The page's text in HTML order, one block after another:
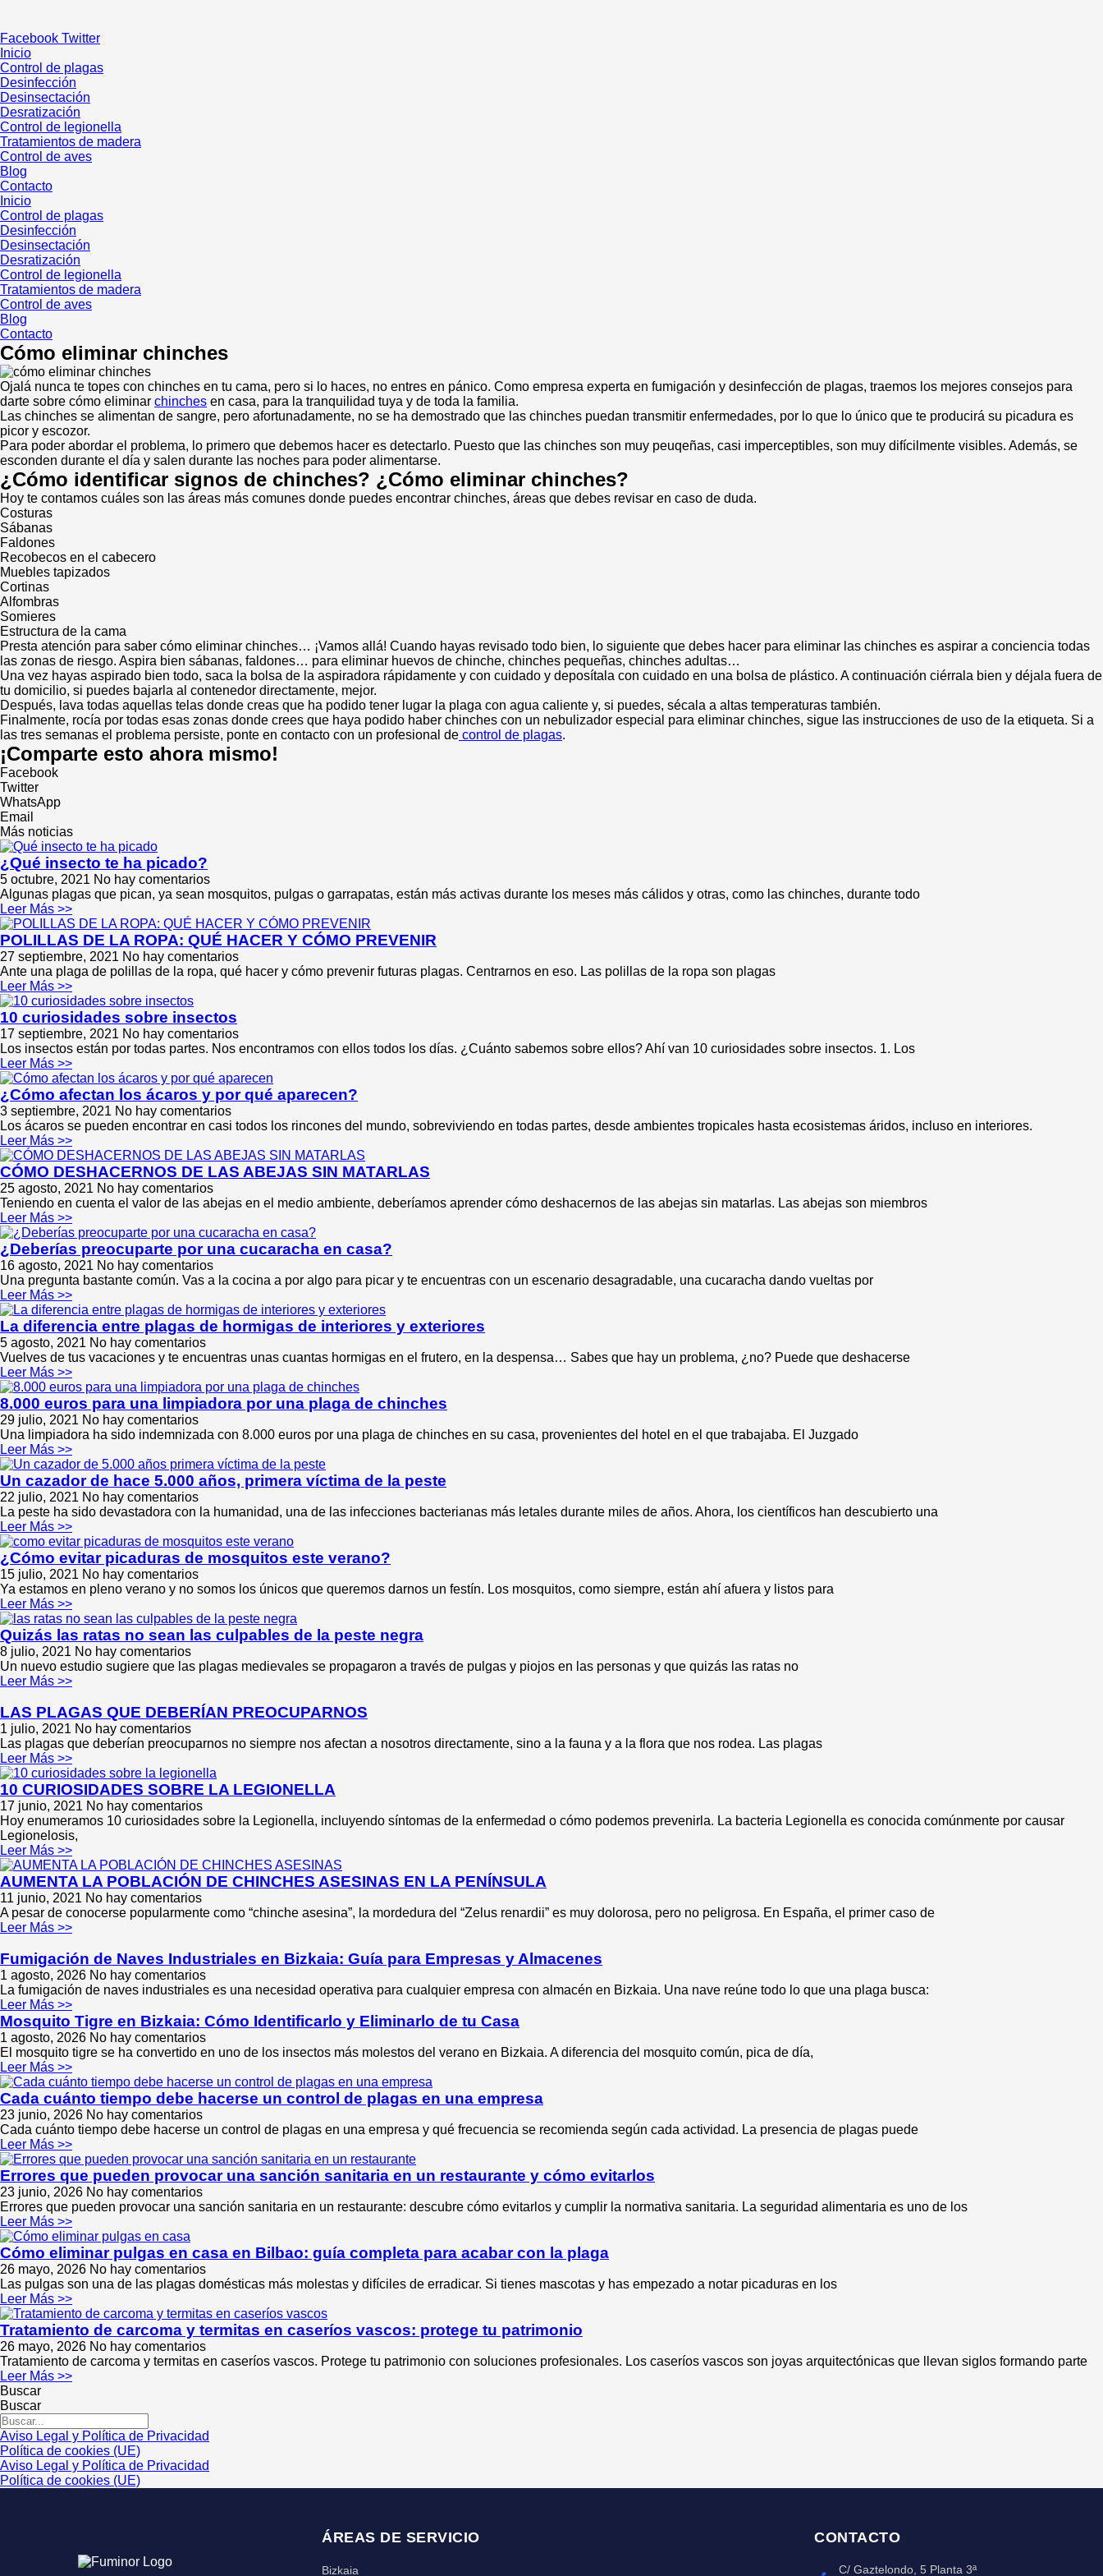
al
contenido
Facebook Twitter
Inicio
Control de plagas
Desinfección
Desinsectación
Desratización
Control de legionella
Tratamientos de madera
Control de aves
Blog
Contacto
Inicio
Control de plagas
Desinfección
Desinsectación
Desratización
Control de legionella
Tratamientos de madera
Control de aves
Blog
Contacto
Cómo eliminar chinches
Ojalá nunca te topes con chinches en tu cama, pero si lo haces, no entres en pánico. Como empresa experta en fumigación y desinfección de plagas, traemos los mejores consejos para
darte sobre cómo eliminar chinches en casa, para la tranquilidad tuya y de toda la familia.
Las chinches se alimentan de sangre, pero afortunadamente, no se ha demostrado que las chinches puedan transmitir enfermedades, por lo que lo único que te producirá su picadura es
picor y escozor.
Para poder abordar el problema, lo primero que debemos hacer es detectarlo. Puesto que las chinches son muy peuqeñas, casi imperceptibles, son muy difícilmente visibles. Además, se
esconden durante el día y salen durante las noches para poder alimentarse.
¿Cómo identificar signos de chinches? ¿Cómo eliminar chinches?
Hoy te contamos cuáles son las áreas más comunes donde puedes encontrar chinches, áreas que debes revisar en caso de duda.
Costuras
Sábanas
Faldones
Recobecos en el cabecero
Muebles tapizados
Cortinas
Alfombras
Somieres
Estructura de la cama
Presta atención para saber cómo eliminar chinches… ¡Vamos allá! Cuando hayas revisado todo bien, lo siguiente que debes hacer para eliminar las chinches es aspirar a conciencia todas
las zonas de riesgo. Aspira bien sábanas, faldones… para eliminar huevos de chinche, chinches pequeñas, chinches adultas…
Una vez hayas aspirado bien todo, saca la bolsa de la aspiradora rápidamente y con cuidado y deposítala con cuidado en una bolsa de plástico. A continuación ciérrala bien y déjala fuera de
tu domicilio, si puedes bajarla al contenedor directamente, mejor.
Después, lava todas aquellas telas donde creas que ha podido tener lugar la plaga con agua caliente y, si puedes, sécala a altas temperaturas también.
Finalmente, rocía por todas esas zonas donde crees que haya podido haber chinches con un nebulizador especial para eliminar chinches, sigue las instrucciones de uso de la etiqueta. Si a
las tres semanas el problema persiste, ponte en contacto con un profesional de control de plagas.
¡Comparte esto ahora mismo!
Facebook
Twitter
WhatsApp
Email
Más noticias
¿Qué insecto te ha picado?
5 octubre, 2021 No hay comentarios
Algunas plagas que pican, ya sean mosquitos, pulgas o garrapatas, están más activas durante los meses más cálidos y otras, como las chinches, durante todo
Leer Más >>
POLILLAS DE LA ROPA: QUÉ HACER Y CÓMO PREVENIR
27 septiembre, 2021 No hay comentarios
Ante una plaga de polillas de la ropa, qué hacer y cómo prevenir futuras plagas. Centrarnos en eso. Las polillas de la ropa son plagas
Leer Más >>
10 curiosidades sobre insectos
17 septiembre, 2021 No hay comentarios
Los insectos están por todas partes. Nos encontramos con ellos todos los días. ¿Cuánto sabemos sobre ellos? Ahí van 10 curiosidades sobre insectos. 1. Los
Leer Más >>
¿Cómo afectan los ácaros y por qué aparecen?
3 septiembre, 2021 No hay comentarios
Los ácaros se pueden encontrar en casi todos los rincones del mundo, sobreviviendo en todas partes, desde ambientes tropicales hasta ecosistemas áridos, incluso en interiores.
Leer Más >>
CÓMO DESHACERNOS DE LAS ABEJAS SIN MATARLAS
25 agosto, 2021 No hay comentarios
Teniendo en cuenta el valor de las abejas en el medio ambiente, deberíamos aprender cómo deshacernos de las abejas sin matarlas. Las abejas son miembros
Leer Más >>
¿Deberías preocuparte por una cucaracha en casa?
16 agosto, 2021 No hay comentarios
Una pregunta bastante común. Vas a la cocina a por algo para picar y te encuentras con un escenario desagradable, una cucaracha dando vueltas por
Leer Más >>
La diferencia entre plagas de hormigas de interiores y exteriores
5 agosto, 2021 No hay comentarios
Vuelves de tus vacaciones y te encuentras unas cuantas hormigas en el frutero, en la despensa… Sabes que hay un problema, ¿no? Puede que deshacerse
Leer Más >>
8.000 euros para una limpiadora por una plaga de chinches
29 julio, 2021 No hay comentarios
Una limpiadora ha sido indemnizada con 8.000 euros por una plaga de chinches en su casa, provenientes del hotel en el que trabajaba. El Juzgado
Leer Más >>
Un cazador de hace 5.000 años, primera víctima de la peste
22 julio, 2021 No hay comentarios
La peste ha sido devastadora con la humanidad, una de las infecciones bacterianas más letales durante miles de años. Ahora, los científicos han descubierto una
Leer Más >>
¿Cómo evitar picaduras de mosquitos este verano?
15 julio, 2021 No hay comentarios
Ya estamos en pleno verano y no somos los únicos que queremos darnos un festín. Los mosquitos, como siempre, están ahí afuera y listos para
Leer Más >>
Quizás las ratas no sean las culpables de la peste negra
8 julio, 2021 No hay comentarios
Un nuevo estudio sugiere que las plagas medievales se propagaron a través de pulgas y piojos en las personas y que quizás las ratas no
Leer Más >>
LAS PLAGAS QUE DEBERÍAN PREOCUPARNOS
1 julio, 2021 No hay comentarios
Las plagas que deberían preocuparnos no siempre nos afectan a nosotros directamente, sino a la fauna y a la flora que nos rodea. Las plagas
Leer Más >>
10 CURIOSIDADES SOBRE LA LEGIONELLA
17 junio, 2021 No hay comentarios
Hoy enumeramos 10 curiosidades sobre la Legionella, incluyendo síntomas de la enfermedad o cómo podemos prevenirla. La bacteria Legionella es conocida comúnmente por causar
Legionelosis,
Leer Más >>
AUMENTA LA POBLACIÓN DE CHINCHES ASESINAS EN LA PENÍNSULA
11 junio, 2021 No hay comentarios
A pesar de conocerse popularmente como “chinche asesina”, la mordedura del “Zelus renardii” es muy dolorosa, pero no peligrosa. En España, el primer caso de
Leer Más >>
Fumigación de Naves Industriales en Bizkaia: Guía para Empresas y Almacenes
1 agosto, 2026 No hay comentarios
La fumigación de naves industriales es una necesidad operativa para cualquier empresa con almacén en Bizkaia. Una nave reúne todo lo que una plaga busca:
Leer Más >>
Mosquito Tigre en Bizkaia: Cómo Identificarlo y Eliminarlo de tu Casa
1 agosto, 2026 No hay comentarios
El mosquito tigre se ha convertido en uno de los insectos más molestos del verano en Bizkaia. A diferencia del mosquito común, pica de día,
Leer Más >>
Cada cuánto tiempo debe hacerse un control de plagas en una empresa
23 junio, 2026 No hay comentarios
Cada cuánto tiempo debe hacerse un control de plagas en una empresa y qué frecuencia se recomienda según cada actividad. La presencia de plagas puede
Leer Más >>
Errores que pueden provocar una sanción sanitaria en un restaurante y cómo evitarlos
23 junio, 2026 No hay comentarios
Errores que pueden provocar una sanción sanitaria en un restaurante: descubre cómo evitarlos y cumplir la normativa sanitaria. La seguridad alimentaria es uno de los
Leer Más >>
Cómo eliminar pulgas en casa en Bilbao: guía completa para acabar con la plaga
26 mayo, 2026 No hay comentarios
Las pulgas son una de las plagas domésticas más molestas y difíciles de erradicar. Si tienes mascotas y has empezado a notar picaduras en los
Leer Más >>
Tratamiento de carcoma y termitas en caseríos vascos: protege tu patrimonio
26 mayo, 2026 No hay comentarios
Tratamiento de carcoma y termitas en caseríos vascos. Protege tu patrimonio con soluciones profesionales. Los caseríos vascos son joyas arquitectónicas que llevan siglos formando parte
Leer Más >>
Buscar
Buscar
Aviso Legal y Política de Privacidad
Política de cookies (UE)
Aviso Legal y Política de Privacidad
Política de cookies (UE)
ÁREAS DE SERVICIO
Bizkaia
CONTACTO
C/ Gaztelondo, 5 Planta 3ª